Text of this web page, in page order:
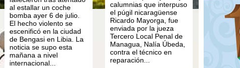
al estallar un coche
bomba ayer 6 de julio.
El hecho violento se
escenificó en la ciudad
de Bengasi en Libia. La
noticia se supo esta
mañana a nivel
internacional...
calumnias que interpuso
el púgil nicaragüense
Ricardo Mayorga, fue
enviada por la jueza
Tercero Local Penal de
Managua, Nalía Úbeda,
contra el técnico en
reparación...